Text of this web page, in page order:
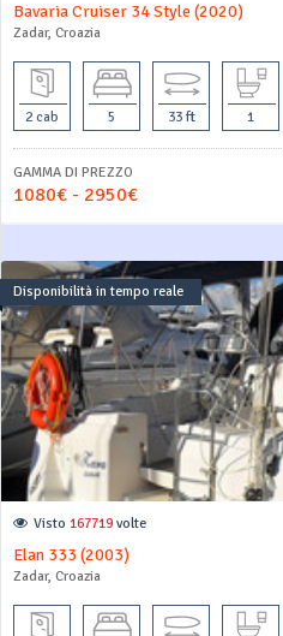
Bavaria Cruiser 34 Style (2020)
Zadar, Croazia
2 cab 5 33 ft 1
GAMMA DI PREZZO
1080€ - 2950€
Disponibilità in tempo reale
Visto 167719 volte
Elan 333 (2003)
Zadar, Croazia